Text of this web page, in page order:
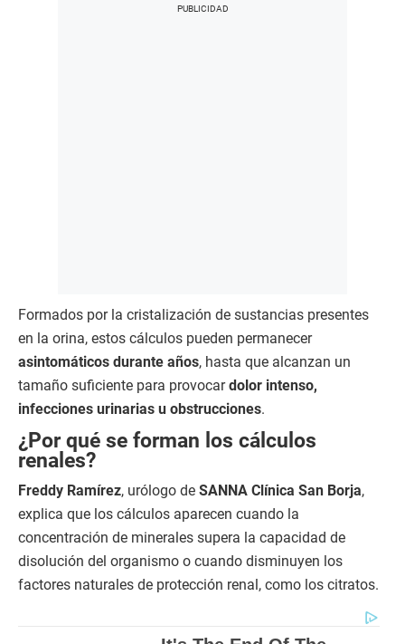
Formados por la cristalización de sustancias presentes
en la orina, estos cálculos pueden permanecer
asintomáticos durante años, hasta que alcanzan un
tamaño suficiente para provocardolor intenso,
infecciones urinarias u obstrucciones.
¿Por qué se forman los cálculos
renales?
Freddy Ramírez, urólogo de SANNA Clínica San Borja,
explica que los cálculos aparecen cuando la
concentración de minerales supera la capacidad de
disolución del organismo o cuando disminuyen los
factores naturales de protección renal, como los citratos.